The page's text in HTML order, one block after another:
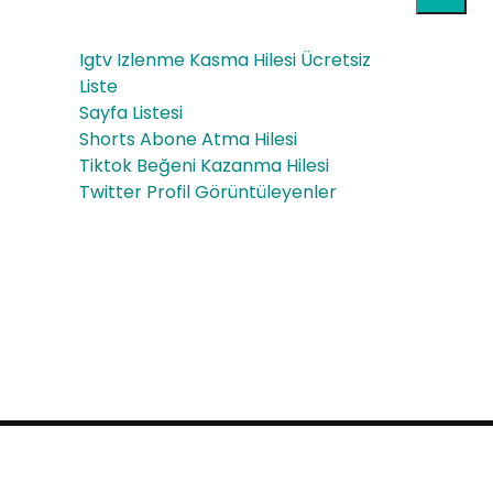
sati
n-
al-
pur
fre
esh
op
Igtv Izlenme Kasma Hilesi Ücretsiz
Liste
Sayfa Listesi
Shorts Abone Atma Hilesi
Tiktok Beğeni Kazanma Hilesi
Twitter Profil Görüntüleyenler